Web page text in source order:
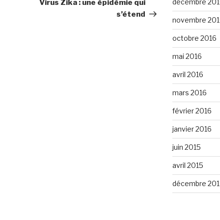
Virus Zika : une épidémie qui
s’étend
décembre
novembre
octobre 2016
mai 2016
avril 2016
mars 2016
février 2016
janvier 2016
juin 2015
avril 2015
décembre